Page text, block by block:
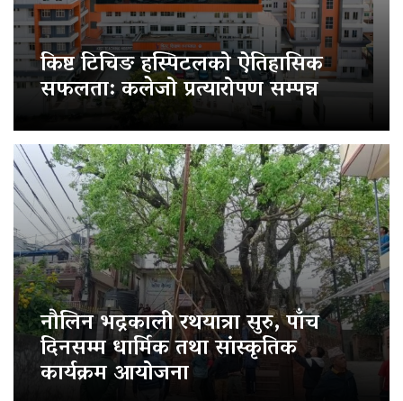
किष्ट टिचिङ हस्पिटलको ऐतिहासिक
सफलता: कलेजो प्रत्यारोपण सम्पन्न
नौलिन भद्रकाली रथयात्रा सुरु, पाँच
दिनसम्म धार्मिक तथा सांस्कृतिक
कार्यक्रम आयोजना